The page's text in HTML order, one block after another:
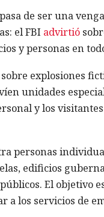
de ser una
el FBI advirtió
y personas en
explosiones
unidades
y los
personas
edificios
El objetivo
a los servicios de